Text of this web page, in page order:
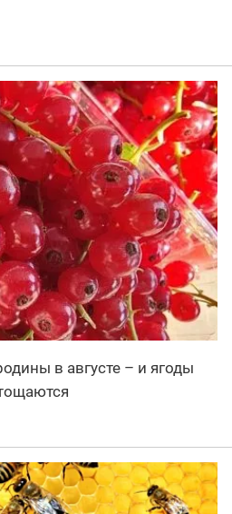
в августе – и ягоды